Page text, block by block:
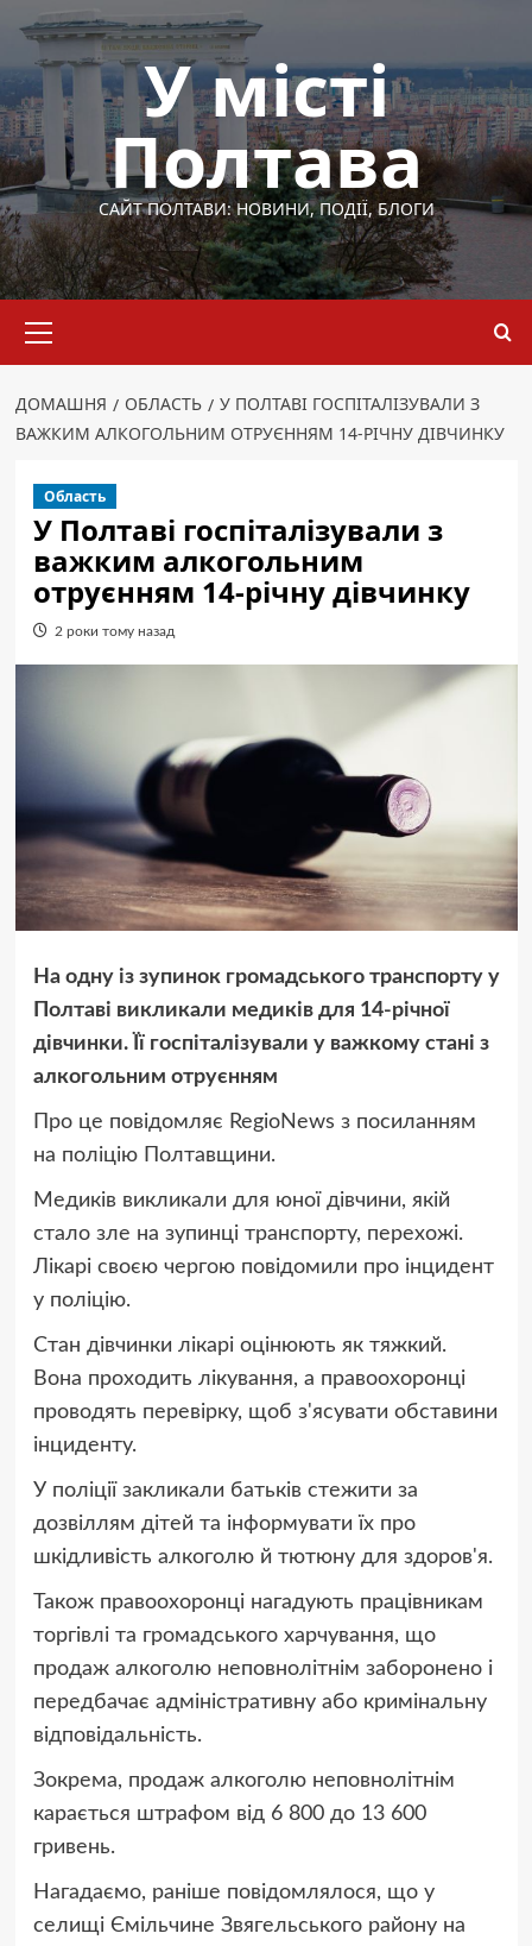
Перейти
вмісту
У місті
Полтава
САЙТ ПОЛТАВИ: НОВИНИ, ПОДІЇ, БЛОГИ
меню
ДОМАШНЯ ОБЛАСТЬ
У ПОЛТАВІ ГОСПІТАЛІЗУВАЛИ З
ВАЖКИМ АЛКОГОЛЬНИМ ОТРУЄННЯМ 14-РІЧНУ ДІВЧИНКУ
Область
У Полтаві госпіталізували з
важким алкогольним
отруєнням 14-річну дівчинку
2 роки тому назад
На одну із зупинок громадського транспорту у
Полтаві викликали медиків для 14-річної
дівчинки. Її госпіталізували у важкому стані з
алкогольним отруєнням
Про це повідомляє RegioNews з посиланням
на поліцію Полтавщини.
Медиків викликали для юної дівчини, якій
стало зле на зупинці транспорту, перехожі.
Лікарі своєю чергою повідомили про інцидент
у поліцію.
Стан дівчинки лікарі оцінюють як тяжкий.
Вона проходить лікування, а правоохоронці
проводять перевірку, щоб з'ясувати обставини
інциденту.
У поліції закликали батьків стежити за
дозвіллям дітей та інформувати їх про
шкідливість алкоголю й тютюну для здоров'я.
Також правоохоронці нагадують працівникам
торгівлі та громадського харчування, що
продаж алкоголю неповнолітнім заборонено і
передбачає адміністративну або кримінальну
відповідальність.
Зокрема, продаж алкоголю неповнолітнім
карається штрафом від 6 800 до 13 600
гривень.
Нагадаємо, раніше повідомлялося, що у
селищі Ємільчине Звягельського району на